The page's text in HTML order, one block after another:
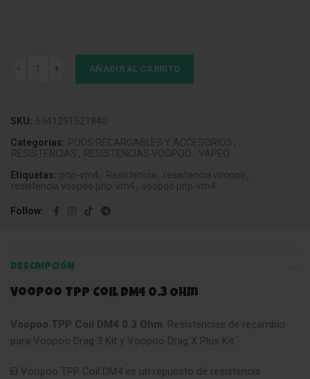
Voopoo TPP Coil DM4 0.3 Ohm (Pack 3) cantidad
AÑADIR AL CARRITO
SKU: 6941291521840
Categorías: PODS RECARGABLES Y ACCESORIOS ,
RESISTENCIAS , RESISTENCIAS VOOPOO , VAPEO
Etiquetas: pnp-vm4 , Resistencia , resistencia voopoo ,
resistencia voopoo pnp-vm4 , voopoo pnp-vm4
Follow
DESCRIPCIÓN
Voopoo TPP Coil DM4 0.3 Ohm
Voopoo TPP Coil DM4 0.3 Ohm. Resistencias de recambio
para Voopoo Drag 3 Kit y Voopoo Drag X Plus Kit.
El Voopoo TPP Coil DM4 es un repuesto de resistencia